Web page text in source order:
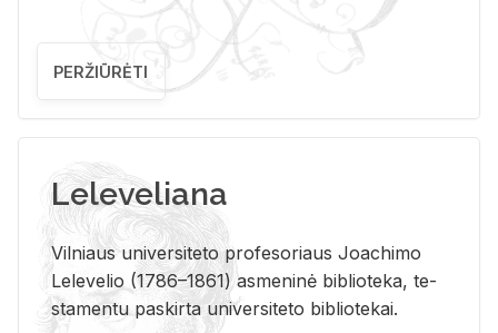
PERŽIŪRĖTI
Leleveliana
Vil­niaus uni­ver­si­te­to pro­fe­so­riaus Jo­a­chi­mo
Le­le­ve­lio (1786–1861) as­me­ni­nė bi­b­lio­te­ka, te­
sta­men­tu pa­skir­ta uni­ver­si­te­to bi­b­lio­te­kai.